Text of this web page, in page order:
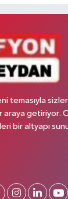
temasıyla
getiriyor.
bir altyapı